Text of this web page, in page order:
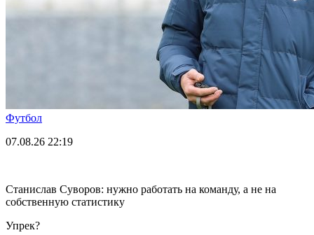
Футбол
07.08.26 22:19
Станислав Суворов: нужно работать на команду, а не на
собственную статистику
Упрек?